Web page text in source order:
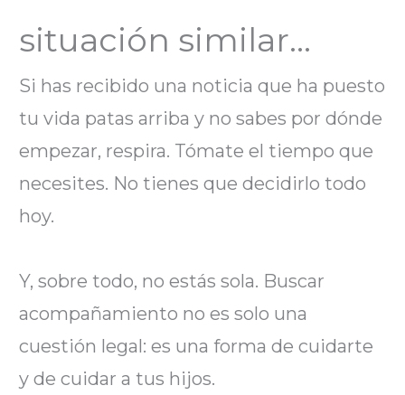
situación similar…
Si has recibido una noticia que ha puesto
tu vida patas arriba y no sabes por dónde
empezar, respira. Tómate el tiempo que
necesites. No tienes que decidirlo todo
hoy.
Y, sobre todo, no estás sola. Buscar
acompañamiento no es solo una
cuestión legal: es una forma de cuidarte
y de cuidar a tus hijos.